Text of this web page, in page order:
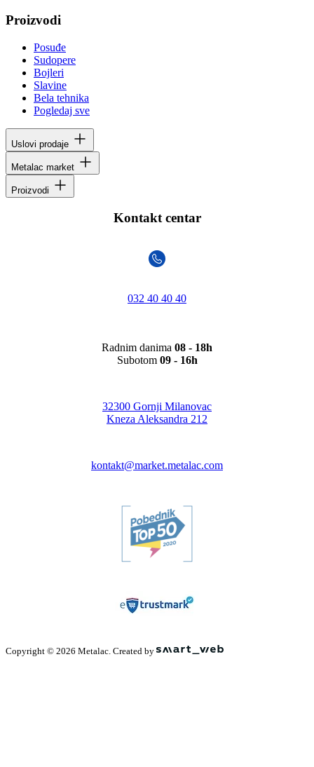
Proizvodi
Posuđe
Sudopere
Bojleri
Slavine
Bela tehnika
Pogledaj sve
Uslovi prodaje
Metalac market
Proizvodi
Kontakt centar
032 40 40 40
Radnim danima 08 - 18h
Subotom 09 - 16h
32300 Gornji Milanovac
Kneza Aleksandra 212
kontakt@market.metalac.com
Copyright © 2026 Metalac. Created by